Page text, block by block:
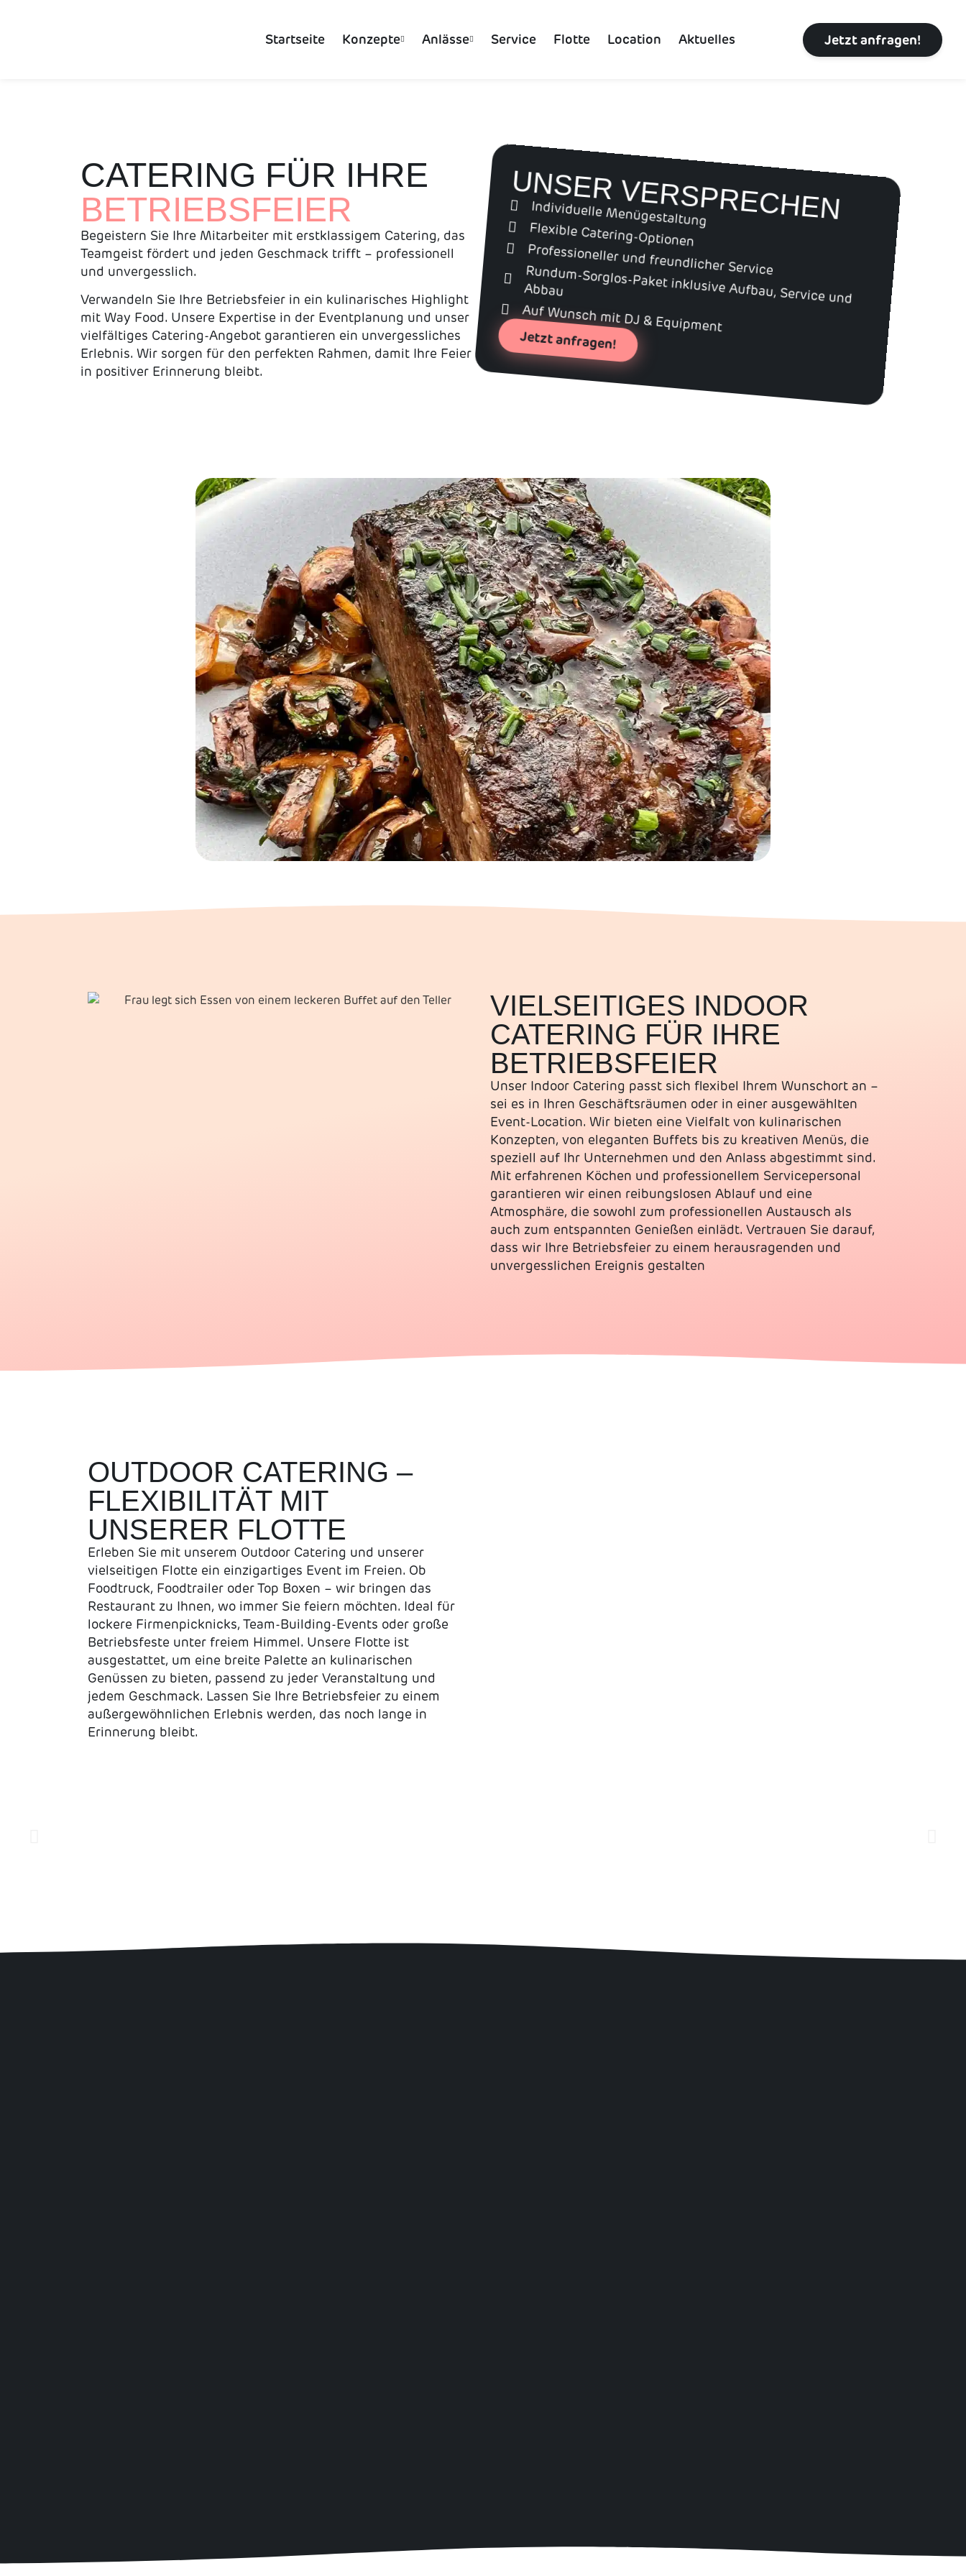
Startseite Konzepte Anlässe Service Flotte Location Aktuelles Jetzt anfragen!
CATERING FÜR IHRE
BETRIEBSFEIER
Begeistern Sie Ihre Mitarbeiter mit erstklassigem Catering, das
Teamgeist fördert und jeden Geschmack trifft – professionell
und unvergesslich.
Verwandeln Sie Ihre Betriebsfeier in ein kulinarisches Highlight
mit Way Food. Unsere Expertise in der Eventplanung und unser
vielfältiges Catering-Angebot garantieren ein unvergessliches
Erlebnis. Wir sorgen für den perfekten Rahmen, damit Ihre Feier
in positiver Erinnerung bleibt.
UNSER VERSPRECHEN
Individuelle Menügestaltung
Flexible Catering-Optionen
Professioneller und freundlicher Service
Rundum-Sorglos-Paket inklusive Aufbau, Service und
Abbau
Auf Wunsch mit DJ & Equipment
Jetzt anfragen!
VIELSEITIGES INDOOR
CATERING FÜR IHRE
BETRIEBSFEIER
Unser Indoor Catering passt sich flexibel Ihrem Wunschort an –
sei es in Ihren Geschäftsräumen oder in einer ausgewählten
Event-Location. Wir bieten eine Vielfalt von kulinarischen
Konzepten, von eleganten Buffets bis zu kreativen Menüs, die
speziell auf Ihr Unternehmen und den Anlass abgestimmt sind.
Mit erfahrenen Köchen und professionellem Servicepersonal
garantieren wir einen reibungslosen Ablauf und eine
Atmosphäre, die sowohl zum professionellen Austausch als
auch zum entspannten Genießen einlädt. Vertrauen Sie darauf,
dass wir Ihre Betriebsfeier zu einem herausragenden und
unvergesslichen Ereignis gestalten
OUTDOOR CATERING –
FLEXIBILITÄT MIT
UNSERER FLOTTE
Erleben Sie mit unserem Outdoor Catering und unserer
vielseitigen Flotte ein einzigartiges Event im Freien. Ob
Foodtruck, Foodtrailer oder Top Boxen – wir bringen das
Restaurant zu Ihnen, wo immer Sie feiern möchten. Ideal für
lockere Firmenpicknicks, Team-Building-Events oder große
Betriebsfeste unter freiem Himmel. Unsere Flotte ist
ausgestattet, um eine breite Palette an kulinarischen
Genüssen zu bieten, passend zu jeder Veranstaltung und
jedem Geschmack. Lassen Sie Ihre Betriebsfeier zu einem
außergewöhnlichen Erlebnis werden, das noch lange in
Erinnerung bleibt.